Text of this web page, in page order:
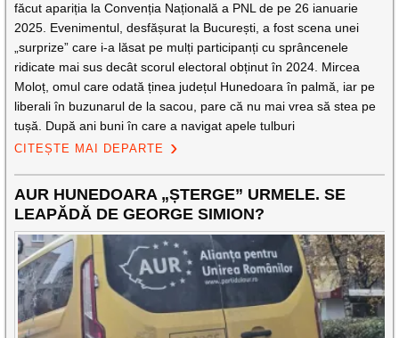
făcut apariția la Convenția Națională a PNL de pe 26 ianuarie
2025. Evenimentul, desfășurat la București, a fost scena unei
„surprize” care i-a lăsat pe mulți participanți cu sprâncenele
ridicate mai sus decât scorul electoral obținut în 2024. Mircea
Moloț, omul care odată ținea județul Hunedoara în palmă, iar pe
liberali în buzunarul de la sacou, pare că nu mai vrea să stea pe
tușă. După ani buni în care a navigat apele tulburi
CITEȘTE MAI DEPARTE
AUR HUNEDOARA „ȘTERGE” URMELE. SE
LEAPĂDĂ DE GEORGE SIMION?